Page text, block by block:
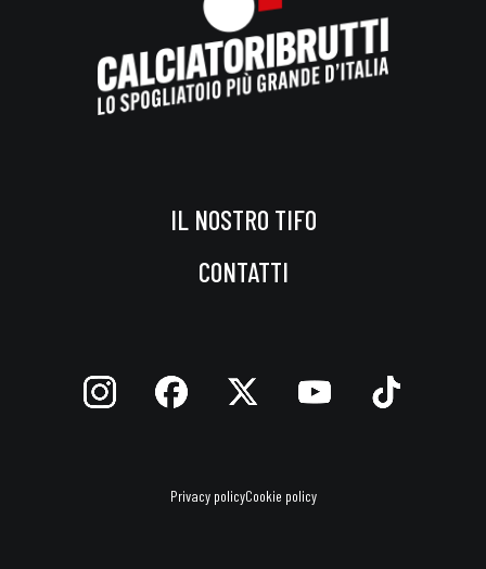
IL NOSTRO TIFO
CONTATTI
Privacy policyCookie policy